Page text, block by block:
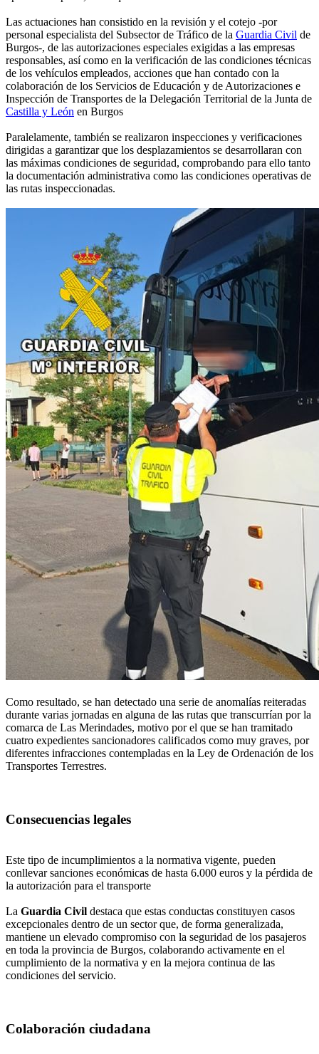
Las actuaciones han consistido en la revisión y el cotejo -por
personal especialista del Subsector de Tráfico de la Guardia Civil de
Burgos-, de las autorizaciones especiales exigidas a las empresas
responsables, así como en la verificación de las condiciones técnicas
de los vehículos empleados, acciones que han contado con la
colaboración de los Servicios de Educación y de Autorizaciones e
Inspección de Transportes de la Delegación Territorial de la Junta de
Castilla y León en Burgos
Paralelamente, también se realizaron inspecciones y verificaciones
dirigidas a garantizar que los desplazamientos se desarrollaran con
las máximas condiciones de seguridad, comprobando para ello tanto
la documentación administrativa como las condiciones operativas de
las rutas inspeccionadas.
Como resultado, se han detectado una serie de anomalías reiteradas
durante varias jornadas en alguna de las rutas que transcurrían por la
comarca de Las Merindades, motivo por el que se han tramitado
cuatro expedientes sancionadores calificados como muy graves, por
diferentes infracciones contempladas en la Ley de Ordenación de los
Transportes Terrestres.
Consecuencias legales
Este tipo de incumplimientos a la normativa vigente, pueden
conllevar sanciones económicas de hasta 6.000 euros y la pérdida de
la autorización para el transporte
La Guardia Civil destaca que estas conductas constituyen casos
excepcionales dentro de un sector que, de forma generalizada,
mantiene un elevado compromiso con la seguridad de los pasajeros
en toda la provincia de Burgos, colaborando activamente en el
cumplimiento de la normativa y en la mejora continua de las
condiciones del servicio.
Colaboración ciudadana